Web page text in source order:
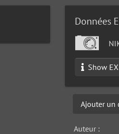
Données
Show
Ajouter un
Auteur :